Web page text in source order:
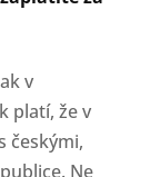
v
platí, že v
českými,
Ne